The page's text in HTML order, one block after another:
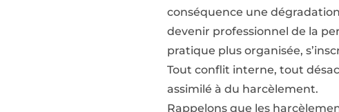
conséquence une
devenir professionnel de la
pratique plus organisée,
Tout conflit interne, tout
assimilé à du harcèlement.
Rappelons que les